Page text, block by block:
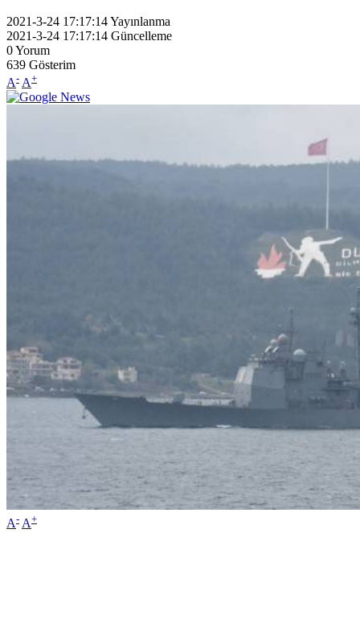
2021-3-24 17:17:14Yayınlanma
2021-3-24 17:17:14 Güncelleme
0Yorum
639 Gösterim
A- A+
A- A+